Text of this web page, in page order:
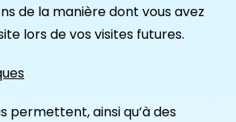
de la manière dont vous avez
lors de vos visites futures.
permettent, ainsi qu’à des